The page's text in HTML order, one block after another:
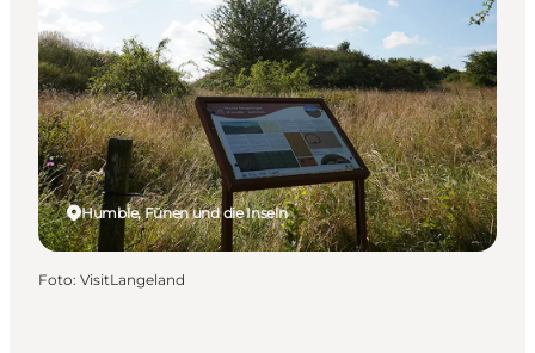
Übernachtung
Humble, Fünen und die Inseln
Foto: VisitLangeland